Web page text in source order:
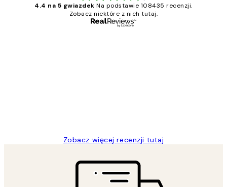
4.4 na 5 gwiazdek Na podstawie 108435 recenzji.
Zobacz niektóre z nich tutaj.
Zobacz więcej recenzji tutaj